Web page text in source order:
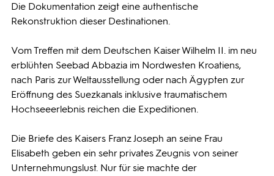
Die Dokumentation zeigt eine authentische
Rekonstruktion dieser Destinationen.
Vom Treffen mit dem Deutschen Kaiser Wilhelm II. im neu
erblühten Seebad Abbazia im Nordwesten Kroatiens,
nach Paris zur Weltausstellung oder nach Ägypten zur
Eröffnung des Suezkanals inklusive traumatischem
Hochseeerlebnis reichen die Expeditionen.
Die Briefe des Kaisers Franz Joseph an seine Frau
Elisabeth geben ein sehr privates Zeugnis von seiner
Unternehmungslust. Nur für sie machte der